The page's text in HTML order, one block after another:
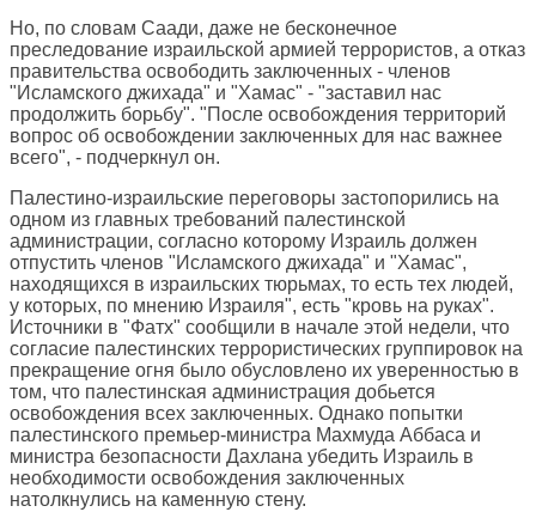
Но, по словам Саади, даже не бесконечное
преследование израильской армией террористов, а отказ
правительства освободить заключенных - членов
"Исламского джихада" и "Хамас" - "заставил нас
продолжить борьбу". "После освобождения территорий
вопрос об освобождении заключенных для нас важнее
всего", - подчеркнул он.
Палестино-израильские переговоры застопорились на
одном из главных требований палестинской
администрации, согласно которому Израиль должен
отпустить членов "Исламского джихада" и "Хамас",
находящихся в израильских тюрьмах, то есть тех людей,
у которых, по мнению Израиля", есть "кровь на руках".
Источники в "Фатх" сообщили в начале этой недели, что
согласие палестинских террористических группировок на
прекращение огня было обусловлено их уверенностью в
том, что палестинская администрация добьется
освобождения всех заключенных. Однако попытки
палестинского премьер-министра Махмуда Аббаса и
министра безопасности Дахлана убедить Израиль в
необходимости освобождения заключенных
натолкнулись на каменную стену.